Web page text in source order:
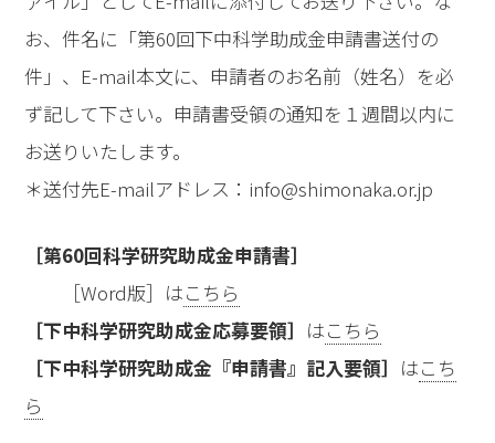
お、件名に「第60回下中科学助成金申請書送付の
件」、E-mail本文に、申請者のお名前（姓名）を必
ず記して下さい。申請書受領の通知を１週間以内に
お送りいたします。
＊送付先E-mailアドレス：info@shimonaka.or.jp
［第60回科学研究助成金申請書］
［Word版］はこちら
［下中科学研究助成金応募要領］ はこちら
［下中科学研究助成金『申請書』記入要領］ はこち
ら